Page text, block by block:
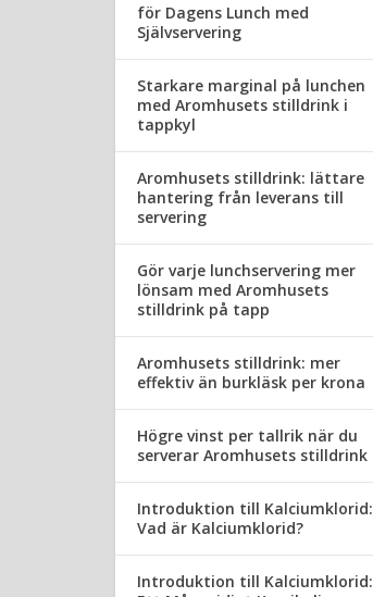
för Dagens Lunch med
Självservering
Starkare marginal på lunchen
med Aromhusets stilldrink i
tappkyl
Aromhusets stilldrink: lättare
hantering från leverans till
servering
Gör varje lunchservering mer
lönsam med Aromhusets
stilldrink på tapp
Aromhusets stilldrink: mer
effektiv än burkläsk per krona
Högre vinst per tallrik när du
serverar Aromhusets stilldrink
Introduktion till Kalciumklorid:
Vad är Kalciumklorid?
Introduktion till Kalciumklorid: